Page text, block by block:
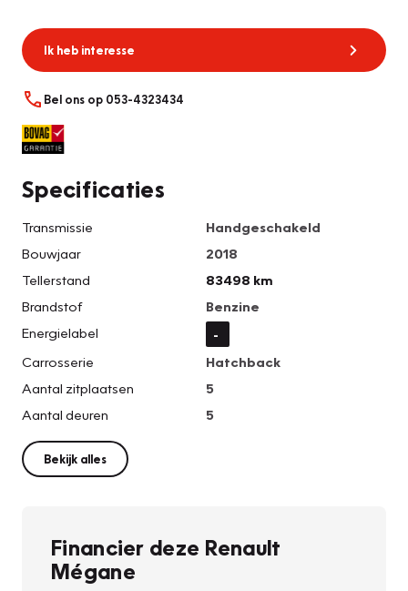
Ik heb interesse
Bel ons op 053-4323434
Specificaties
Transmissie
Handgeschakeld
Bouwjaar
2018
Tellerstand
83498 km
Brandstof
Benzine
Energielabel
-
Carrosserie
Hatchback
Aantal zitplaatsen
5
Aantal deuren
5
Bekijk alles
Financier deze Renault
Mégane